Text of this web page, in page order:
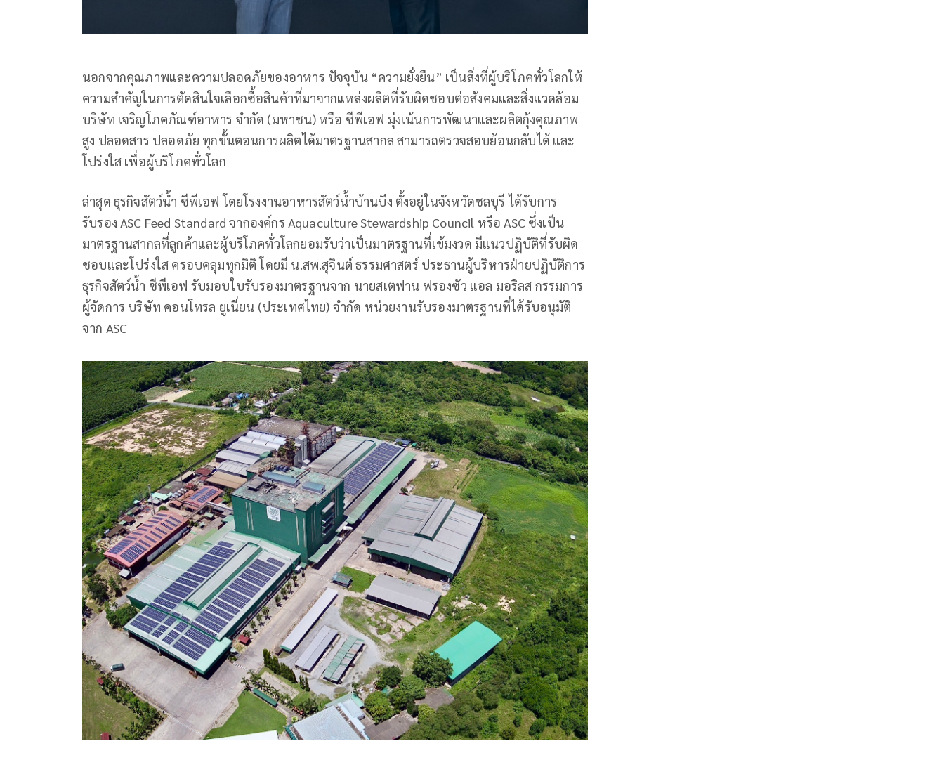
นอกจากคุณภาพและความปลอดภัยของอาหาร ปัจจุบัน “ความยั่งยืน” เป็นสิ่งที่ผู้บริโภคทั่วโลกให้
ความสำคัญในการตัดสินใจเลือกซื้อสินค้าที่มาจากแหล่งผลิตที่รับผิดชอบต่อสังคมและสิ่งแวดล้อม
บริษัท เจริญโภคภัณฑ์อาหาร จำกัด (มหาชน) หรือ ซีพีเอฟ มุ่งเน้นการพัฒนาและผลิตกุ้งคุณภาพ
สูง ปลอดสาร ปลอดภัย ทุกขั้นตอนการผลิตได้มาตรฐานสากล สามารถตรวจสอบย้อนกลับได้ และ
โปร่งใส เพื่อผู้บริโภคทั่วโลก
ล่าสุด ธุรกิจสัตว์น้ำ ซีพีเอฟ โดยโรงงานอาหารสัตว์น้ำบ้านบึง ตั้งอยู่ในจังหวัดชลบุรี ได้รับการ
รับรอง ASC Feed Standard จากองค์กร Aquaculture Stewardship Council หรือ ASC ซึ่งเป็น
มาตรฐานสากลที่ลูกค้าและผู้บริโภคทั่วโลกยอมรับว่าเป็นมาตรฐานที่เข้มงวด มีแนวปฏิบัติที่รับผิด
ชอบและโปร่งใส ครอบคลุมทุกมิติ โดยมี น.สพ.สุจินต์ ธรรมศาสตร์ ประธานผู้บริหารฝ่ายปฏิบัติการ
ธุรกิจสัตว์น้ำ ซีพีเอฟ รับมอบใบรับรองมาตรฐานจาก นายสเตฟาน ฟรองซัว แอล มอริลส กรรมการ
ผู้จัดการ บริษัท คอนโทรล ยูเนี่ยน (ประเทศไทย) จำกัด หน่วยงานรับรองมาตรฐานที่ได้รับอนุมัติ
จาก ASC